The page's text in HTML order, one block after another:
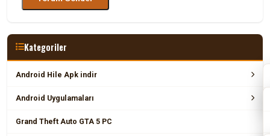
Kategoriler
Android Hile Apk indir
Android Uygulamaları
Grand Theft Auto GTA 5 PC